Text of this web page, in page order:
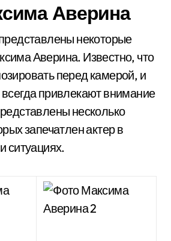
Аверина
некоторые
Аверина. Известно, что
перед камерой, и
привлекают внимание
несколько
запечатлен актер в
ситуациях.